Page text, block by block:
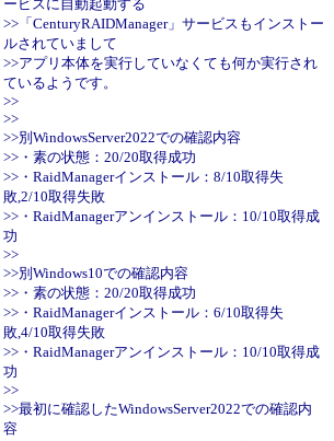
ービスに自動起動する
>>「CenturyRAIDManager」サービスもインストー
ルされていまして
>>アプリ本体を実行していなくても何か実行され
ているようです。
>>
>>
>>別WindowsServer2022での確認内容
>>・素の状態：20/20取得成功
>>・RaidManagerインストール：8/10取得失
敗,2/10取得失敗
>>・RaidManagerアンインストール：10/10取得成
功
>>
>>別Windows10での確認内容
>>・素の状態：20/20取得成功
>>・RaidManagerインストール：6/10取得失
敗,4/10取得失敗
>>・RaidManagerアンインストール：10/10取得成
功
>>
>>最初に確認したWindowsServer2022での確認内
容